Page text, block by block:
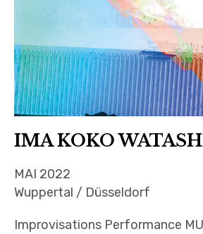
IMA KOKO
MAI 2022
Wuppertal / Düsseldorf
Improvisations Performance